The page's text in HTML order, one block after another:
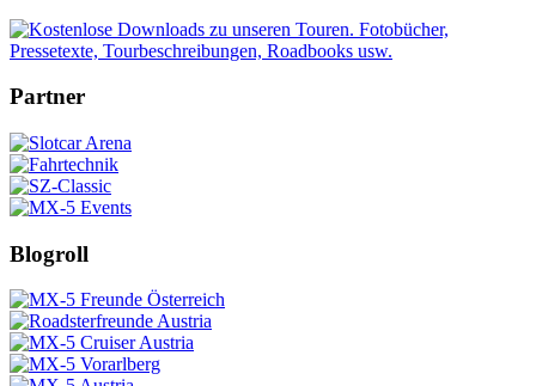
Partner
Blogroll